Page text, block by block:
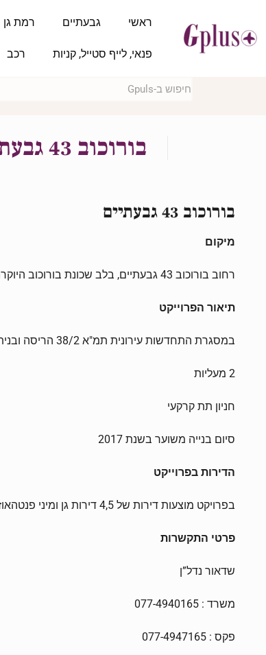
ראשי גבעתיים רמת גן
פנאי, לייף סטייל, קניות רכב
בורוכוב 43 גבעתיים
בורוכוב 43 גבעתיים
מיקום
רחוב בורוכוב 43 גבעתיים, בלב שכונת בורוכוב היוקרתית
תיאור הפרוייקט
במסגרת התחדשות עירונית תמ"א 38/2 הריסה ובנית בניין חדש בן 7 קומות וקומת פנטהאוזים המכיל 31 דירות
2 מעליות
חניון תת קרקעי
סיום בנייה משוער בשנת 2017
הדירות בפרוייקט
בפרויקט מוצעות דירות של 4,5 דירות גן ומיני פנטהאוזים.
פרטי התקשרות
שדאור נדל”ן
משרד : 077-4940165
פקס : 077-4947165